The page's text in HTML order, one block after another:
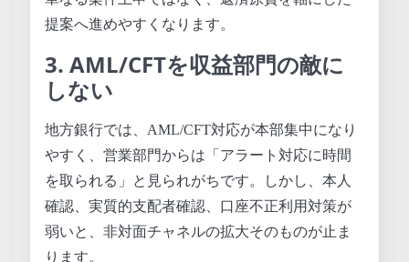
提案へ進めやすくなります。
3. AML/CFTを収益部門の敵に
しない
地方銀行では、AML/CFT対応が本部集中になり
やすく、営業部門からは「アラート対応に時間
を取られる」と見られがちです。しかし、本人
確認、実質的支配者確認、口座不正利用対策が
弱いと、非対面チャネルの拡大そのものが止ま
ります。